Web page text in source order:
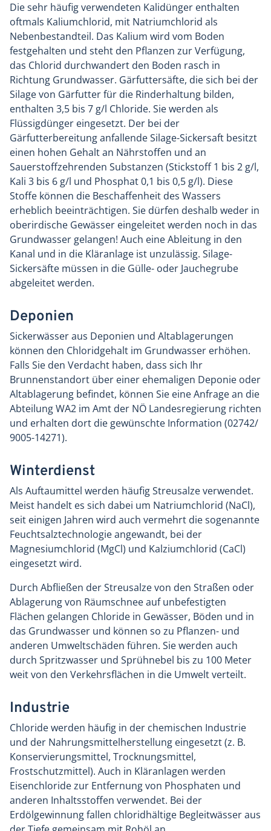
Die sehr häufig verwendeten Kalidünger enthalten
oftmals Kaliumchlorid, mit Natriumchlorid als
Nebenbestandteil. Das Kalium wird vom Boden
festgehalten und steht den Pflanzen zur Verfügung,
das Chlorid durchwandert den Boden rasch in
Richtung Grundwasser. Gärfuttersäfte, die sich bei der
Silage von Gärfutter für die Rinderhaltung bilden,
enthalten 3,5 bis 7 g/l Chloride. Sie werden als
Flüssigdünger eingesetzt. Der bei der
Gärfutterbereitung anfallende Silage-Sickersaft besitzt
einen hohen Gehalt an Nährstoffen und an
Sauerstoffzehrenden Substanzen (Stickstoff 1 bis 2 g/l,
Kali 3 bis 6 g/l und Phosphat 0,1 bis 0,5 g/l). Diese
Stoffe können die Beschaffenheit des Wassers
erheblich beeinträchtigen. Sie dürfen deshalb weder in
oberirdische Gewässer eingeleitet werden noch in das
Grundwasser gelangen! Auch eine Ableitung in den
Kanal und in die Kläranlage ist unzulässig. Silage-
Sickersäfte müssen in die Gülle- oder Jauchegrube
abgeleitet werden.
Deponien
Sickerwässer aus Deponien und Altablagerungen
können den Chloridgehalt im Grundwasser erhöhen.
Falls Sie den Verdacht haben, dass sich Ihr
Brunnenstandort über einer ehemaligen Deponie oder
Altablagerung befindet, können Sie eine Anfrage an die
Abteilung WA2 im Amt der NÖ Landesregierung richten
und erhalten dort die gewünschte Information (02742/
9005-14271).
Winterdienst
Als Auftaumittel werden häufig Streusalze verwendet.
Meist handelt es sich dabei um Natriumchlorid (NaCl),
seit einigen Jahren wird auch vermehrt die sogenannte
Feuchtsalztechnologie angewandt, bei der
Magnesiumchlorid (MgCl) und Kalziumchlorid (CaCl)
eingesetzt wird.
Durch Abfließen der Streusalze von den Straßen oder
Ablagerung von Räumschnee auf unbefestigten
Flächen gelangen Chloride in Gewässer, Böden und in
das Grundwasser und können so zu Pflanzen- und
anderen Umweltschäden führen. Sie werden auch
durch Spritzwasser und Sprühnebel bis zu 100 Meter
weit von den Verkehrsflächen in die Umwelt verteilt.
Industrie
Chloride werden häufig in der chemischen Industrie
und der Nahrungsmittelherstellung eingesetzt (z. B.
Kon­servierungsmittel, Trocknungsmittel,
Frostschutzmittel). Auch in Kläranlagen werden
Eisenchloride zur Entfernung von Phosphaten und
anderen Inhaltsstoffen verwendet. Bei der
Erdölgewinnung fallen chloridhältige Begleitwässer aus